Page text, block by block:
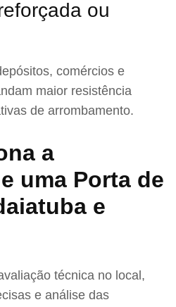
ou
comércios e
maior resistência
de arrombamento.
a
uma Porta de
e
técnica no local,
e análise das